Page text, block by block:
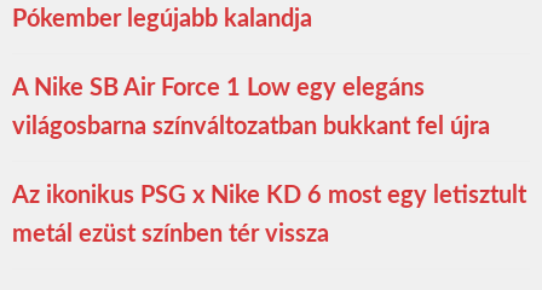
Pókember legújabb kalandja
A Nike SB Air Force 1 Low egy elegáns
világosbarna színváltozatban bukkant fel újra
Az ikonikus PSG x Nike KD 6 most egy letisztult
metál ezüst színben tér vissza